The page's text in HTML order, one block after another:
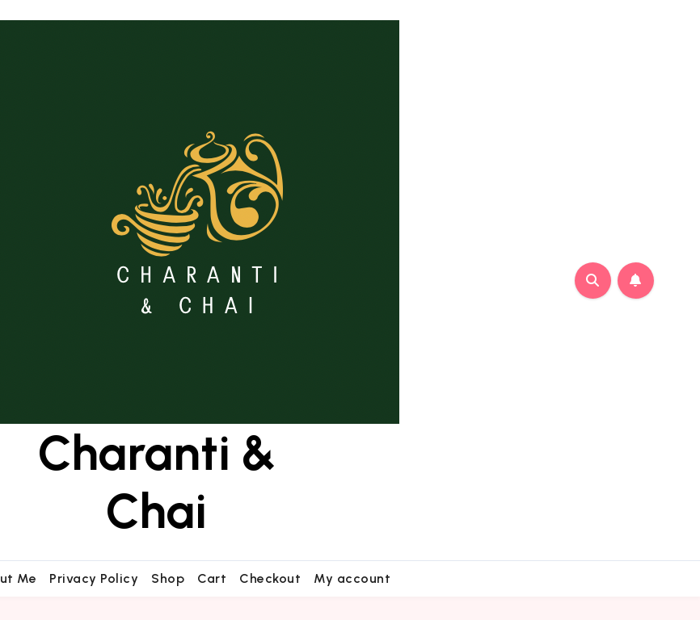
Charanti &
Chai
Me Privacy Policy Shop Cart Checkout My account